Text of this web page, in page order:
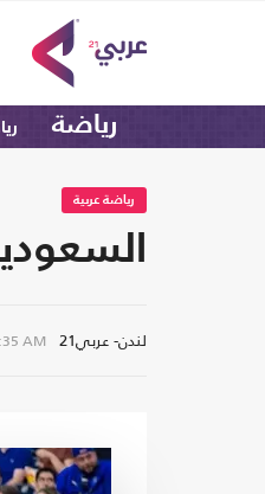
رياضة
رياضة عربية
لندن- عربي21 AM